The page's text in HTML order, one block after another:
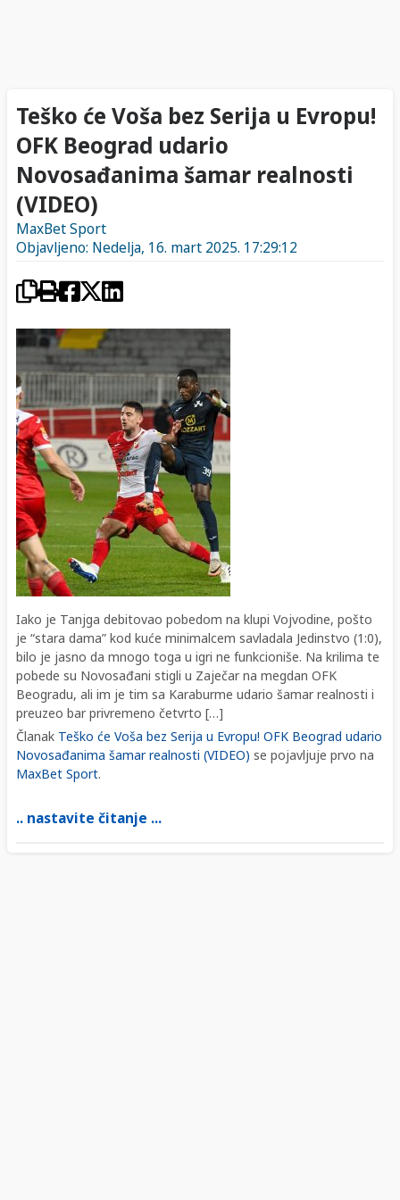
Teško će Voša bez Serija u Evropu!
OFK Beograd udario
Novosađanima šamar realnosti
(VIDEO)
MaxBet Sport
Objavljeno: Nedelja, 16. mart 2025. 17:29:12
Iako je Tanjga debitovao pobedom na klupi Vojvodine, pošto
je “stara dama” kod kuće minimalcem savladala Jedinstvo (1:0),
bilo je jasno da mnogo toga u igri ne funkcioniše. Na krilima te
pobede su Novosađani stigli u Zaječar na megdan OFK
Beogradu, ali im je tim sa Karaburme udario šamar realnosti i
preuzeo bar privremeno četvrto […]
Članak Teško će Voša bez Serija u Evropu! OFK Beograd udario
Novosađanima šamar realnosti (VIDEO) se pojavljuje prvo na
MaxBet Sport.
.. nastavite čitanje ...